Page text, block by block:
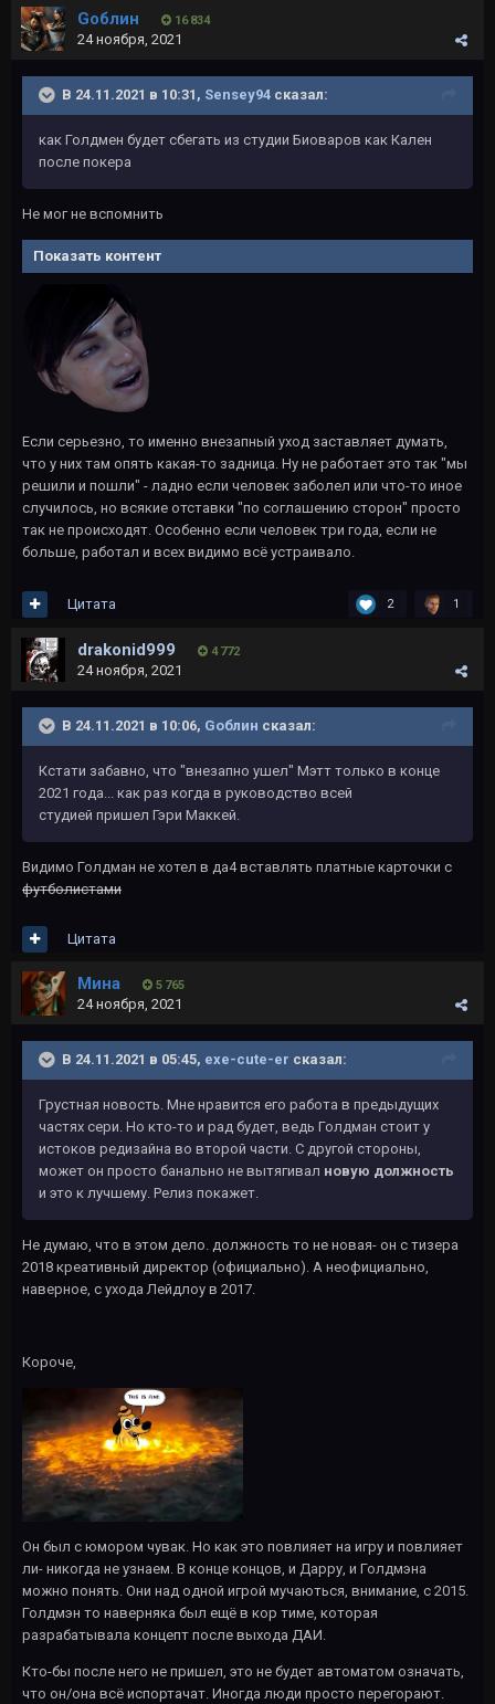
Gоблин 16 834
24 ноября, 2021
В 24.11.2021 в 10:31, Sensey94 сказал:
как Голдмен будет сбегать из студии Биоваров как Кален
после покера
Не мог не вспомнить
Показать контент
Если серьезно, то именно внезапный уход заставляет думать,
что у них там опять какая-то задница. Ну не работает это так "мы
решили и пошли" - ладно если человек заболел или что-то иное
случилось, но всякие отставки "по соглашению сторон" просто
так не происходят. Особенно если человек три года, если не
больше, работал и всех видимо всё устраивало.
2 1
Цитата
drakonid999 4 772
24 ноября, 2021
В 24.11.2021 в 10:06, Gоблин сказал:
Кстати забавно, что "внезапно ушел" Мэтт только в конце
2021 года... как раз когда в руководство всей
студией пришел Гэри Маккей.
Видимо Голдман не хотел в да4 вставлять платные карточки с
футболистами
Цитата
Мина 5 765
24 ноября, 2021
В 24.11.2021 в 05:45, exe-cute-er сказал:
Грустная новость. Мне нравится его работа в предыдущих
частях сери. Но кто-то и рад будет, ведь Голдман стоит у
истоков редизайна во второй части. С другой стороны,
может он просто банально не вытягивал новую должность
и это к лучшему. Релиз покажет.
Не думаю, что в этом дело. должность то не новая- он с тизера
2018 креативный директор (официально). А неофициально,
наверное, с ухода Лейдлоу в 2017.
Короче,
Он был с юмором чувак. Но как это повлияет на игру и повлияет
ли- никогда не узнаем. В конце концов, и Дарру, и Голдмэна
можно понять. Они над одной игрой мучаються, внимание, с 2015.
Голдмэн то наверняка был ещё в кор тиме, которая
разрабатывала концепт после выхода ДАИ.
Кто-бы после него не пришел, это не будет автоматом означать,
что он/она всё испортачат. Иногда люди просто перегорают.